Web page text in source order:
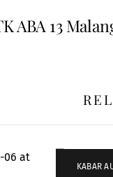
ABA 13
KABAR